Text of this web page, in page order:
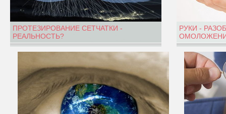
ПРОТЕЗИРОВАНИЕ СЕТЧАТКИ -
РЕАЛЬНОСТЬ?
РУКИ -